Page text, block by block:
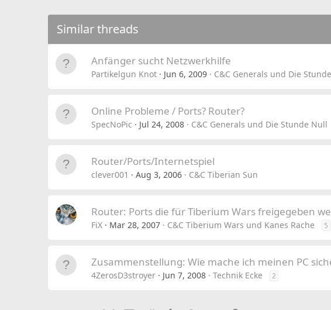
Similar threads
Anfänger sucht Netzwerkhilfe
Partikelgun Knot Jun 6, 2009 C&C Generals und Die
Online Probleme / Ports? Router?
SpecNoPic Jul 24, 2008 C&C Generals und Die Stunde Null
Router/Ports/Internetspiel
clever001 Aug 3, 2006 C&C Tiberian Sun
Router: Ports die für Tiberium Wars freigegeben
FiX Mar 28, 2007 C&C Tiberium Wars und Kanes Rache 5
Zusammenstellung: Wie mache ich meinen PC
4ZerosD3stroyer Jun 7, 2008 Technik Ecke 2